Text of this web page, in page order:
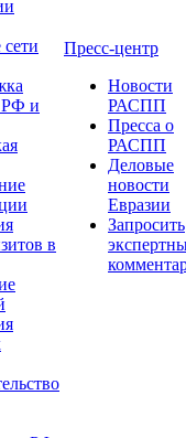
РФ и
в
Пресс-центр
Новости
РАСПП
Пресса о
РАСПП
Деловые
новости
Евразии
Запросить